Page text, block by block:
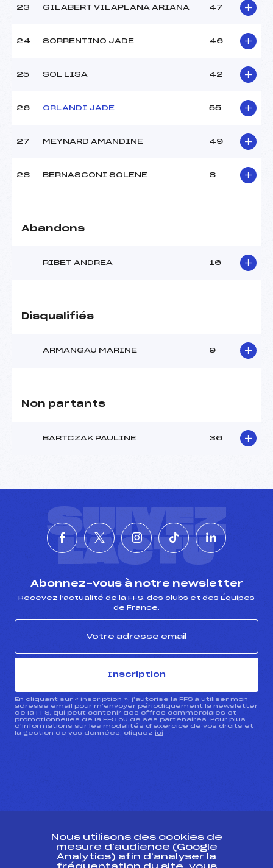
23 GILABERT VILAPLANA ARIANA 47
24 SORRENTINO JADE 46
25 SOL LISA 42
26 ORLANDI JADE 55
27 MEYNARD AMANDINE 49
28 BERNASCONI SOLENE 8
Abandons
RIBET ANDREA 16
Disqualifiés
ARMANGAU MARINE 9
Non partants
BARTCZAK PAULINE 36
SUIVEZ
L'ACTU
Abonnez-vous à notre newsletter
Recevez l’actualité de la FFS, des clubs et des Équipes
de France.
Inscription
En cliquant sur « inscription », j’autorise la FFS à utiliser mon
adresse email pour m’envoyer périodiquement la newsletter
de la FFS, qui peut contenir des offres commerciales et
promotionnelles de la FFS ou de ses partenaires. Pour plus
d’informations sur les modalités d’exercice de vos droits et
la gestion de vos données, cliquez ici
Nous utilisons des cookies de
mesure d’audience (Google
Analytics) afin d’analyser la